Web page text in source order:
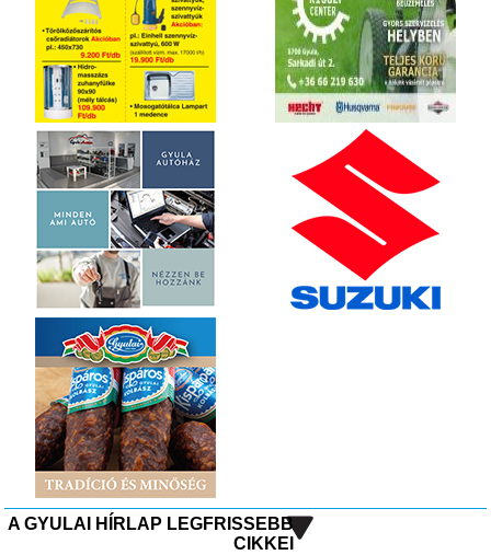
A GYULAI HÍRLAP LEGFRISSEBB
CIKKEI